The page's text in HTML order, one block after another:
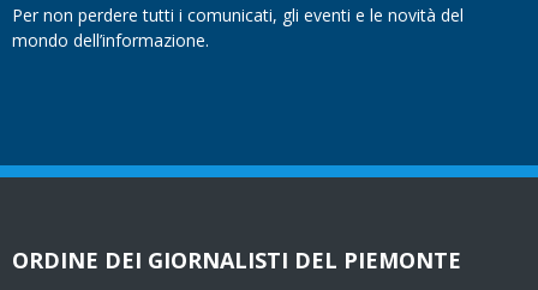
Per non perdere tutti i comunicati, gli eventi e le novità del
mondo dell’informazione.
ORDINE DEI GIORNALISTI DEL PIEMONTE